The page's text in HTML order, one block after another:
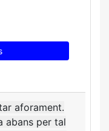
aforament.
abans per tal